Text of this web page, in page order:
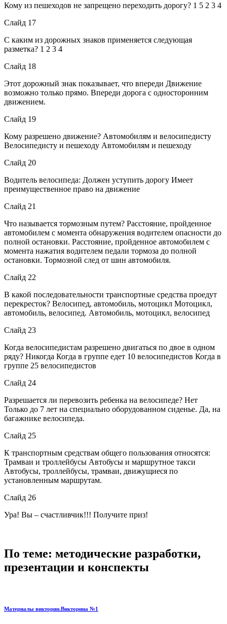
Кому из пешеходов не запрещено переходить дорогу? 1 5 2 3 4
Слайд 17
С каким из дорожных знаков применяется следующая
разметка? 1 2 3 4
Слайд 18
Этот дорожный знак показывает, что впереди Движение
возможно только прямо. Впереди дорога с односторонним
движением.
Слайд 19
Кому разрешено движение? Автомобилям и велосипедисту
Велосипедисту и пешеходу Автомобилям и пешеходу
Слайд 20
Водитель велосипеда: Должен уступить дорогу Имеет
преимущественное право на движение
Слайд 21
Что называется тормозным путем? Расстояние, пройденное
автомобилем с момента обнаружения водителем опасности до
полной остановки. Расстояние, пройденное автомобилем с
момента нажатия водителем педали тормоза до полной
остановки. Тормозной след от шин автомобиля.
Слайд 22
В какой последовательности транспортные средства проедут
перекресток? Велосипед, автомобиль, мотоцикл Мотоцикл,
автомобиль, велосипед. Автомобиль, мотоцикл, велосипед
Слайд 23
Когда велосипедистам разрешено двигаться по двое в одном
ряду? Никогда Когда в группе едет 10 велосипедистов Когда в
группе 25 велосипедистов
Слайд 24
Разрешается ли перевозить ребенка на велосипеде? Нет
Только до 7 лет на специально оборудованном сиденье. Да, на
багажнике велосипеда.
Слайд 25
К транспортным средствам общего пользования относятся:
Трамваи и троллейбусы Автобусы и маршрутное такси
Автобусы, троллейбусы, трамваи, движущиеся по
установленным маршрутам.
Слайд 26
Ура! Вы – счастливчик!!! Получите приз!
По теме: методические разработки,
презентации и конспекты
Материалы викторин.Викторина №1